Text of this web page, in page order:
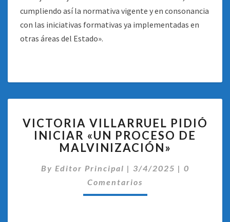
cumpliendo así la normativa vigente y en consonancia
con las iniciativas formativas ya implementadas en
otras áreas del Estado».
VILLARRUEL
PIDIÓ
INICIAR
PROCESO
DE
VICTORIA VILLARRUEL PIDIÓ
INICIAR «UN PROCESO DE
MALVINIZACIÓN»
By Editor Principal | 3/4/2025 | 0
Comentarios